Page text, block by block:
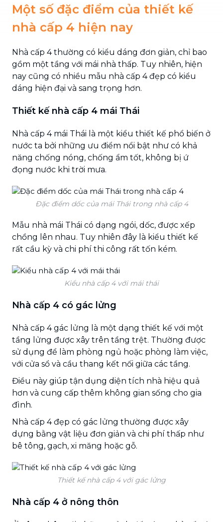
Một số đặc điểm của thiết kế
nhà cấp 4 hiện nay
Nhà cấp 4 thường có kiểu dáng đơn giản, chỉ bao
gồm một tầng với mái nhà thấp. Tuy nhiên, hiện
nay cũng có nhiều mẫu nhà cấp 4 đẹp có kiểu
dáng hiện đại và sang trọng hơn.
Thiết kế nhà cấp 4 mái Thái
Nhà cấp 4 mái Thái là một kiểu thiết kế phổ biến ở
nước ta bởi những ưu điểm nổi bật như có khả
năng chống nóng, chống ẩm tốt, không bị ứ
đọng nước khi trời mưa.
Đặc điểm dốc của mái Thái trong nhà cấp 4
Mẫu nhà mái Thái có dạng ngói, dốc, được xếp
chồng lên nhau. Tuy nhiên đây là kiểu thiết kế
rất cầu kỳ và chi phí thi công rất tốn kém.
Kiểu nhà cấp 4 với mái thái
Nhà cấp 4 có gác lửng
Nhà cấp 4 gác lửng là một dạng thiết kế với một
tầng lửng được xây trên tầng trệt. Thường được
sử dụng để làm phòng ngủ hoặc phòng làm việc,
với cửa sổ và cầu thang kết nối giữa các tầng.
Điều này giúp tận dụng diện tích nhà hiệu quả
hơn và cung cấp thêm không gian sống cho gia
đình.
Nhà cấp 4 đẹp có gác lửng thường được xây
dựng bằng vật liệu đơn giản và chi phí thấp như
bê tông, gạch, xi măng hoặc gỗ.
Thiết kế nhà cấp 4 với gác lửng
Nhà cấp 4 ở nông thôn